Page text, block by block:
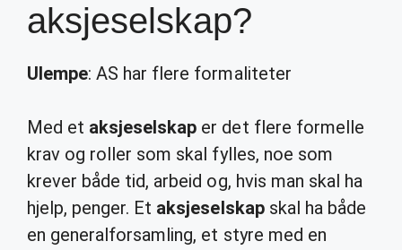
aksjeselskap?
Ulempe: AS har flere formaliteter
Med et aksjeselskap er det flere formelle
krav og roller som skal fylles, noe som
krever både tid, arbeid og, hvis man skal ha
hjelp, penger. Et aksjeselskapskal ha både
en generalforsamling, et styre med en